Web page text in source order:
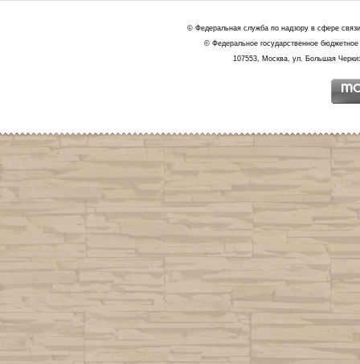
© Федеральная служба по надзору в сфере
© Федеральное государственное
107553, Москва, ул. Большая